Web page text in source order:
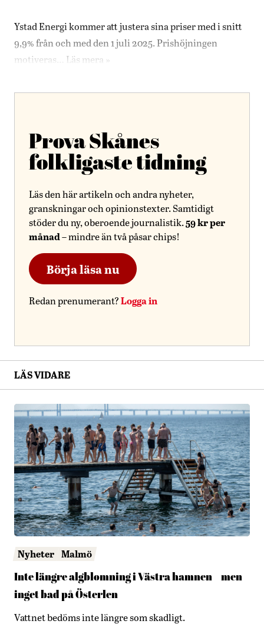
Ystad Energi kommer att justera sina priser med i snitt
9,9% från och med den 1 juli 2025. Prishöjningen
motiveras… Läs mera »
Prova Skånes
folkligaste tidning
Läs den här artikeln och andra nyheter,
granskningar och opinionstexter. Samtidigt
stöder du ny, oberoende journalistik.59 kr per
månad– mindre än två påsar chips!
Börja läsa nu
Redan prenumerant?Logga in
LÄS VIDARE
Nyheter Malmö
Inte längre algblomning i Västra hamnen – men
inget bad på Österlen
Vattnet bedöms inte längre som skadligt.